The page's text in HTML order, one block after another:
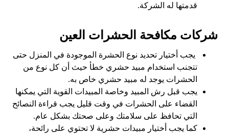
قدمتها له الشركة.
شركات مكافحة الحشرات العين
يجب أختيار تحديد نوع الحشرة الموجودة في المنزل حتى
تتجنب استخدام مبيد حشري خطأ حيث أن كل نوع من
الحشرات يوجد له مبيد حشري خاص به.
يجب قبل رش المبيد وخاصة المبيدات القوية التي يمكنها
القضاء على الحشرات في وقت قليل يجب قراءة النصائح
التي تحافظ على سلامتك وعلى صحتك بشكل عام.
كما يجب أختيار مبيدات حشرية لا تحتوي على رائحة،